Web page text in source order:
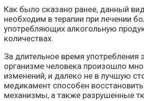
Как было сказано ранее, данный
необходим в терапии при лечении
употребляющих алкогольную
количествах.
За длительное время употребления
организме человека произошло
изменений, и далеко не в лучшую
медикамент способен
механизмы, а также разрушенные